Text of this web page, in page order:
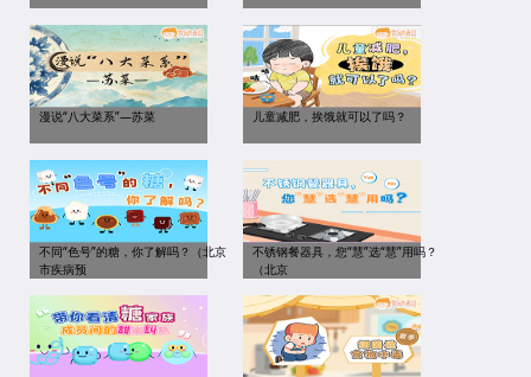
漫说“八大菜系”—苏菜 儿童减肥，挨饿就可以了吗？
不同“色号”的糖，你了解吗？（北京
市疾病预
不锈钢餐器具，您“慧”选“慧”用吗？
（北京